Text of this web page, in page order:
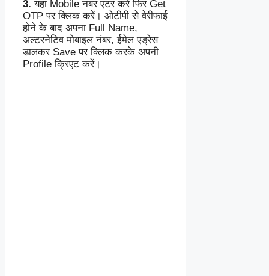
3. यहां Mobile नंबर एंटर करें फिर Get
OTP पर क्लिक करें। ओटीपी से वेरीफाई
होने के बाद अपना Full Name,
अल्टरनेटिव मोबाइल नंबर, ईमेल एड्रेस
डालकर Save पर क्लिक करके अपनी
Profile क्रिएट करें।